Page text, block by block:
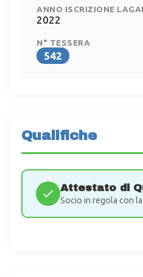
ANNO ISCRIZIONE
2022
N° TESSERA
542
Qualifiche
Attestato di
Socio in regola con